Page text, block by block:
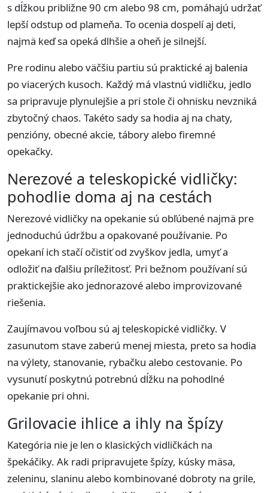
s dĺžkou približne 90 cm alebo 98 cm, pomáhajú udržať
lepší odstup od plameňa. To ocenia dospelí aj deti,
najmä keď sa opeká dlhšie a oheň je silnejší.
Pre rodinu alebo väčšiu partiu sú praktické aj balenia
po viacerých kusoch. Každý má vlastnú vidličku, jedlo
sa pripravuje plynulejšie a pri stole či ohnisku nevzniká
zbytočný chaos. Takéto sady sa hodia aj na chaty,
penzióny, obecné akcie, tábory alebo firemné
opekačky.
Nerezové a teleskopické vidličky:
pohodlie doma aj na cestách
Nerezové vidličky na opekanie sú obľúbené najmä pre
jednoduchú údržbu a opakované používanie. Po
opekaní ich stačí očistiť od zvyškov jedla, umyť a
odložiť na ďalšiu príležitosť. Pri bežnom používaní sú
praktickejšie ako jednorazové alebo improvizované
riešenia.
Zaujímavou voľbou sú aj teleskopické vidličky. V
zasunutom stave zaberú menej miesta, preto sa hodia
na výlety, stanovanie, rybačku alebo cestovanie. Po
vysunutí poskytnú potrebnú dĺžku na pohodlné
opekanie pri ohni.
Grilovacie ihlice a ihly na špízy
Kategória nie je len o klasických vidličkách na
špekáčiky. Ak radi pripravujete špízy, kúsky mäsa,
zeleninu, slaninu alebo kombinované dobroty na grile,